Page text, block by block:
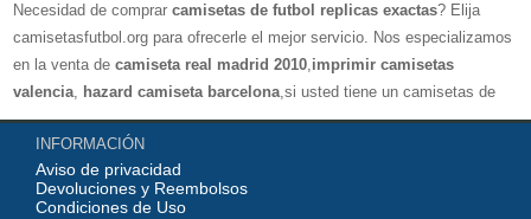
Necesidad de comprar camisetas de futbol replicas exactas? Elija
camisetasfutbol.org para ofrecerle el mejor servicio. Nos especializamos
en la venta de camiseta real madrid 2010,imprimir camisetas
valencia, hazard camiseta barcelona,si usted tiene un camisetas de
futbol favorito, le damos la bienvenida a nuestra tienda paracomprar, le
damos el mayor descuento, compras por más de 99 € envío gratis.
¡Elíjanos, elija un buen estado de ánimo, gracias por su compra!
INFORMACIÓN
Aviso de privacidad
Devoluciones y Reembolsos
Condiciones de Uso